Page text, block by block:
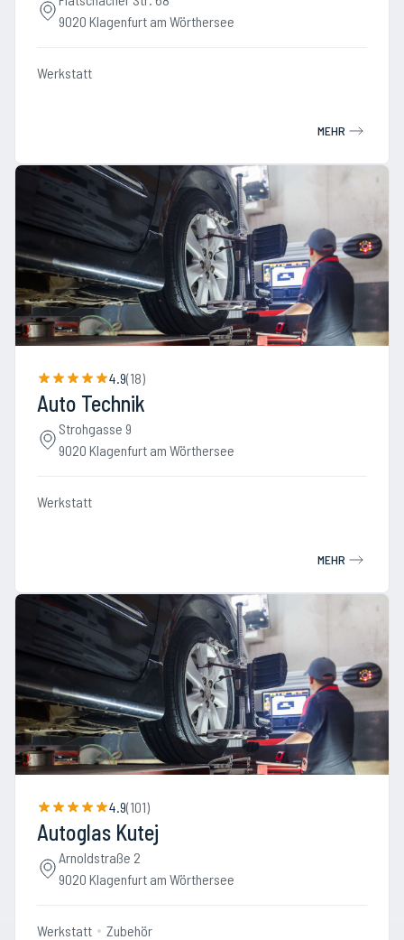
9020 Klagenfurt am Wörthersee
Werkstatt
MEHR
4.9(18)
Auto Technik
Strohgasse 9
9020 Klagenfurt am Wörthersee
Werkstatt
MEHR
4.9(101)
Autoglas Kutej
Arnoldstraße 2
9020 Klagenfurt am Wörthersee
Werkstatt Zubehör